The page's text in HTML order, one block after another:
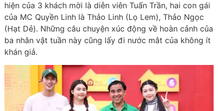
hiện của 3 khách mời là diễn viên Tuấn Trần, hai con gái
của MC Quyền Linh là Thảo Linh (Lọ Lem), Thảo Ngọc
(Hạt Dẻ). Những câu chuyện xúc động về hoàn cảnh của
ba nhân vật tuần này cũng lấy đi nước mắt của không ít
khán giả.